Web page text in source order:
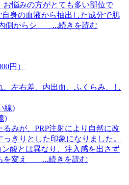
お悩みの方がとても多い部位で
自身の血液から抽出した成分で肌
内側からシ ...続きを読む
円）
、左右差、内出血、ふくらみ、し
)
みが、PRP注射により自然に改
きりとした印象になりました。
ン酸とは異なり、注入感を出さず
を変え ...続きを読む